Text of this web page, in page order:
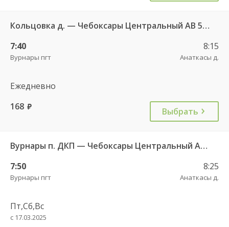
Кольцовка д. — Чебоксары Центральный АВ 547
7:40
Вурнары пгт
8:15
Анаткасы д.
Ежедневно
168 руб. Выбрать
Вурнары п. ДКП — Чебоксары Центральный АВ 521
7:50
Вурнары пгт
8:25
Анаткасы д.
Пт,Сб,Вс
с 17.03.2025